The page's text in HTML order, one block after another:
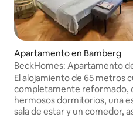
Apartamento en Bamberg
BeckHomes: Apartamento
casco antiguo.
El alojamiento de 65 metros
completamente reformado,
hermosos dormitorios, una
sala de estar y un comedor,